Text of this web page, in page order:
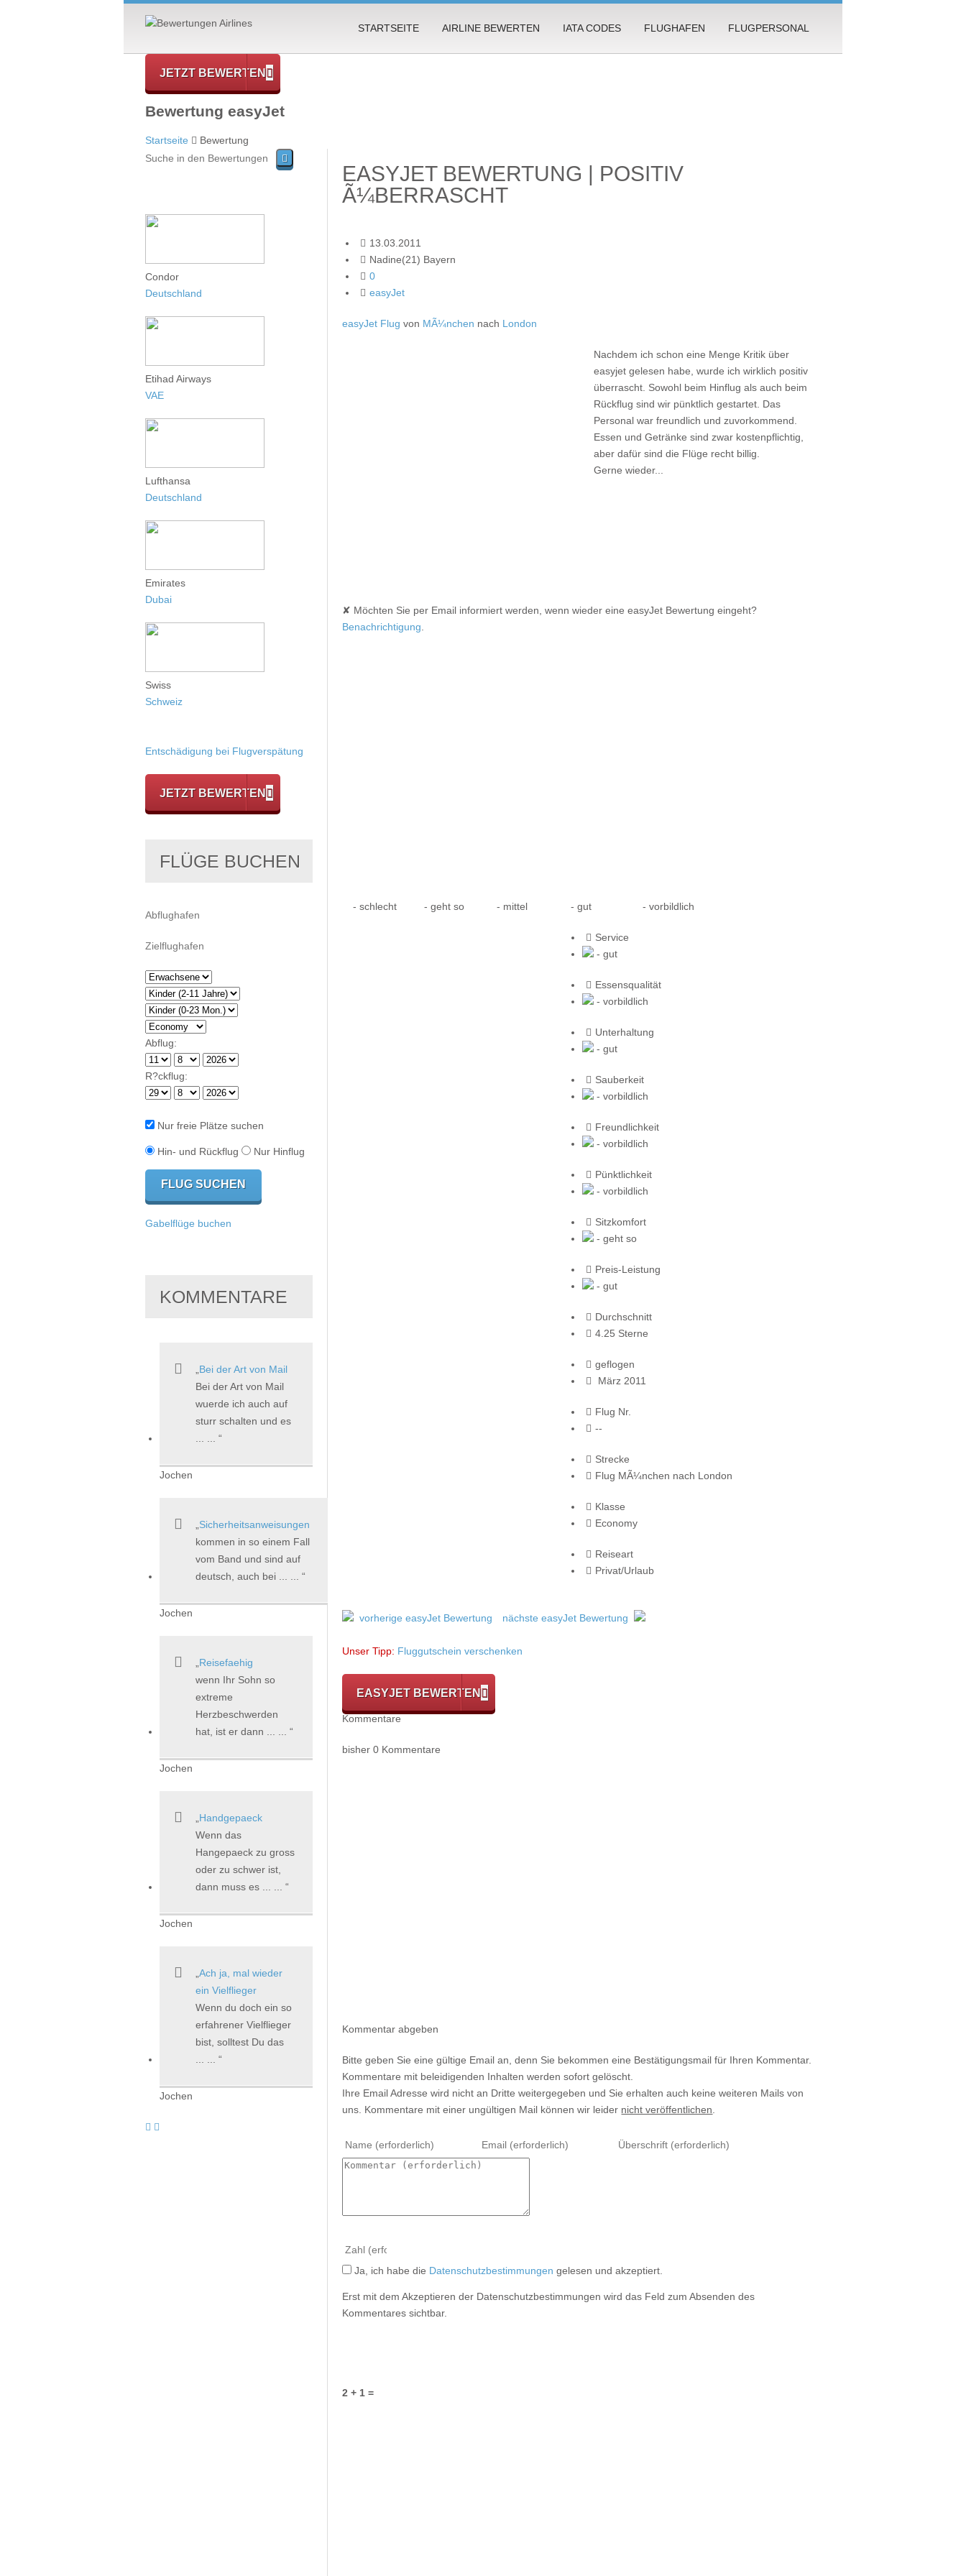
STARTSEITE AIRLINE BEWERTEN IATA CODES FLUGHAFEN FLUGPERSONAL
JETZT BEWERTEN
Bewertung easyJet
Startseite Bewertung
EASYJET BEWERTUNG | POSITIV
Ã¼BERRASCHT
13.03.2011
Nadine(21) Bayern
0
easyJet
easyJet Flug von MÃ¼nchen nach London
Nachdem ich schon eine Menge Kritik über
easyjet gelesen habe, wurde ich wirklich positiv
überrascht. Sowohl beim Hinflug als auch beim
Rückflug sind wir pünktlich gestartet. Das
Personal war freundlich und zuvorkommend.
Essen und Getränke sind zwar kostenpflichtig,
aber dafür sind die Flüge recht billig.
Gerne wieder...
✘ Möchten Sie per Email informiert werden, wenn wieder eine easyJet Bewertung eingeht?
Benachrichtigung
- schlecht - geht so - mittel - gut - vorbildlich
Service
- gut
Essensqualität
- vorbildlich
Unterhaltung
- gut
Sauberkeit
- vorbildlich
Freundlichkeit
- vorbildlich
Pünktlichkeit
- vorbildlich
Sitzkomfort
- geht so
Preis-Leistung
- gut
Durchschnitt
4.25 Sterne
geflogen
März 2011
Flug Nr.
--
Strecke
Flug MÃ¼nchen nach London
Klasse
Economy
Reiseart
Privat/Urlaub
vorherige easyJet Bewertung nächste easyJet Bewertung
Unser Tipp: Fluggutschein verschenken
EASYJET BEWERTEN
Kommentare
bisher 0 Kommentare
Kommentar abgeben
Bitte geben Sie eine gültige Email an, denn Sie bekommen eine Bestätigungsmail für Ihren Kommentar.
Kommentare mit beleidigenden Inhalten werden sofort gelöscht.
Ihre Email Adresse wird nicht an Dritte weitergegeben und Sie erhalten auch keine weiteren Mails von
uns. Kommentare mit einer ungültigen Mail können wir leider nicht veröffentlichen
2 + 1 =
Ja, ich habe die Datenschutzbestimmungen gelesen und akzeptiert.
Erst mit dem Akzeptieren der Datenschutzbestimmungen wird das Feld zum Absenden des
Kommentares sichtbar.
Condor
Deutschland
Etihad Airways
VAE
Lufthansa
Deutschland
Emirates
Dubai
Swiss
Schweiz
Entschädigung bei Flugverspätung
JETZT BEWERTEN
FLÜGE BUCHEN
Abflug:
R?ckflug:
Nur freie Plätze suchen
Hin- und Rückflug Nur Hinflug
Gabelflüge buchen
KOMMENTARE
Bei der Art von Mail
Bei der Art von Mail
wuerde ich auch auf
sturr schalten und es
Jochen
Sicherheitsanweisungen
kommen in so einem Fall
vom Band und sind auf
deutsch, auch bei ... ...
Jochen
Reisefaehig
wenn Ihr Sohn so
extreme
Herzbeschwerden
hat, ist er dann ... ...
Jochen
Handgepaeck
Wenn das
Hangepaeck zu gross
oder zu schwer ist,
dann muss es ... ...
Jochen
Ach ja, mal wieder
ein Vielflieger
Wenn du doch ein so
erfahrener Vielflieger
bist, solltest Du das
Jochen